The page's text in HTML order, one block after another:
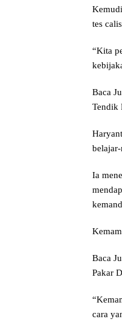
tes
“Kita
Baca
Tendik
Ia
Baca
Pakar
cara